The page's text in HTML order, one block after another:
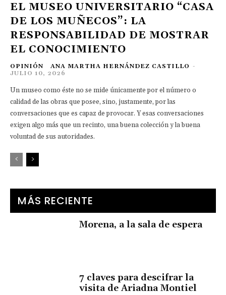
EL MUSEO UNIVERSITARIO “CASA
DE LOS MUÑECOS”: LA
RESPONSABILIDAD DE MOSTRAR
EL CONOCIMIENTO
OPINIÓN ANA MARTHA HERNÁNDEZ CASTILLO -
JULIO 10, 2026
Un museo como éste no se mide únicamente por el número o
calidad de las obras que posee, sino, justamente, por las
conversaciones que es capaz de provocar. Y esas conversaciones
exigen algo más que un recinto, una buena colección y la buena
voluntad de sus autoridades.
MÁS RECIENTE
Morena, a la sala de espera
7 claves para descifrar la
visita de Ariadna Montiel